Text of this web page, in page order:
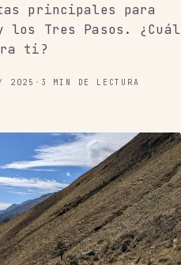
principales para
Tres Pasos. ¿Cuál
ti?
2025 · 3 MIN DE LECTURA